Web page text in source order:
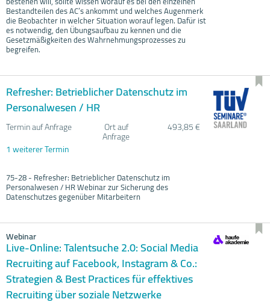
Bestandteilen des AC’s ankommt und welches Augenmerk
die Beobachter in welcher Situation worauf legen. Dafür ist
es notwendig, den Übungsaufbau zu kennen und die
Gesetzmäßigkeiten des Wahrnehmungsprozesses zu
begreifen.
Refresher: Betrieblicher Datenschutz im
Personalwesen / HR
Termin auf Anfrage Ort auf
Anfrage
493,85 €
1 weiterer Termin
75-28 - Refresher: Betrieblicher Datenschutz im
Personalwesen / HR Webinar zur Sicherung des
Datenschutzes gegenüber Mitarbeitern
Webinar
Live-Online: Talentsuche 2.0: Social Media
Recruiting auf Facebook, Instagram & Co.:
Strategien & Best Practices für effektives
Recruiting über soziale Netzwerke